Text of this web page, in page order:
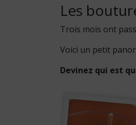
Les
Trois mois ont
Voici un petit
Devinez qui est